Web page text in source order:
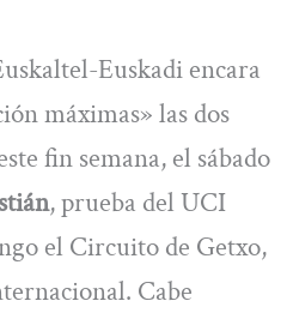
Euskadi encara
máximas» las dos
fin semana, el sábado
, prueba del UCI
el Circuito de Getxo,
Cabe